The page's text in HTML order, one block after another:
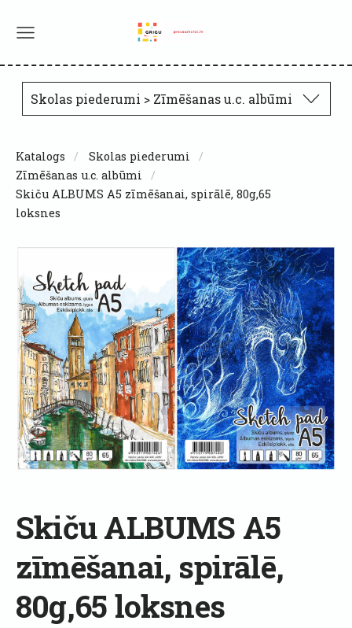
Skolas piederumi > Zīmēšanas u.c. albūmi
Katalogs
Skolas piederumi
Zīmēšanas u.c. albūmi
Skiču ALBUMS A5 zīmēšanai, spirālē, 80g,65
loksnes
Skiču ALBUMS A5
zīmēšanai, spirālē,
80g,65 loksnes